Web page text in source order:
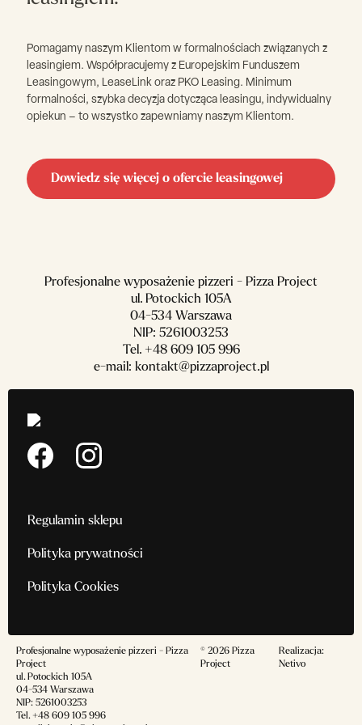
Pomagamy naszym Klientom w formalnościach związanych z
leasingiem. Współpracujemy z Europejskim Funduszem
Leasingowym, LeaseLink oraz PKO Leasing. Minimum
formalności, szybka decyzja dotycząca leasingu, indywidualny
opiekun – to wszystko zapewniamy naszym Klientom.
Dowiedz się więcej o ofercie leasingowej
Profesjonalne wyposażenie pizzeri - Pizza Project
ul. Potockich 105A
04-534 Warszawa
NIP: 5261003253
Tel. +48 609 105 996
e-mail: kontakt@pizzaproject.pl
Regulamin sklepu
Polityka prywatności
Polityka Cookies
Profesjonalne wyposażenie pizzeri - Pizza
Project
ul. Potockich 105A
04-534 Warszawa
NIP: 5261003253
Tel. +48 609 105 996
© 2026 Pizza
Project
Realizacja:
Netivo